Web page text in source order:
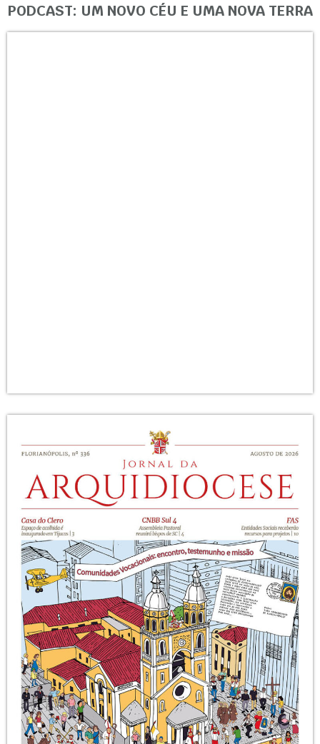
PODCAST: UM NOVO CÉU E UMA NOVA TERRA